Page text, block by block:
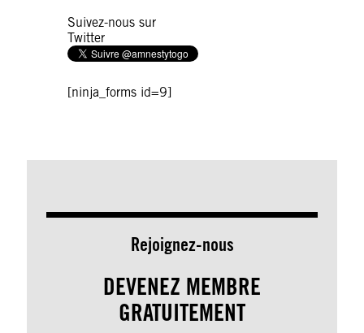
Suivez-nous sur
Twitter
[ninja_forms id=9]
Rejoignez-nous
DEVENEZ MEMBRE
GRATUITEMENT